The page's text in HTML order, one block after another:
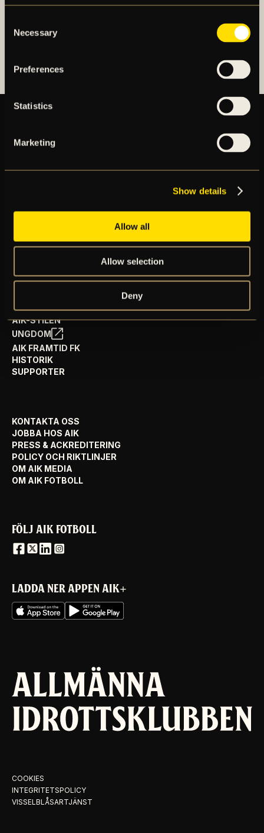
Selection
Necessary
Preferences
Statistics
Marketing
Show details
Allow all
Allow selection
Deny
OM AIK FOTBOLL AB
AIK FOTBOLLSFÖRENING
BILJETTER
NYHETER
AIK SHOP
AIK FOTBOLL VISION
AIK-STILEN
UNGDOM
AIK FRAMTID FK
HISTORIK
SUPPORTER
KONTAKTA OSS
JOBBA HOS AIK
PRESS & ACKREDITERING
POLICY OCH RIKTLINJER
OM AIK MEDIA
OM AIK FOTBOLL
FÖLJ AIK FOTBOLL
LADDA NER APPEN AIK+
COOKIES
INTEGRITETSPOLICY
VISSELBLÅSARTJÄNST